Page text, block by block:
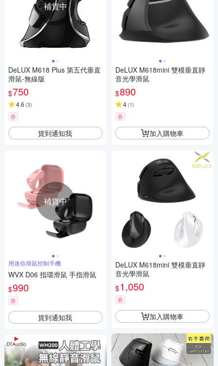
補貨中
DeLUX M618 Plus 第五代垂直
滑鼠-無線版
$750
4.6 (3)
券
貨到通知我
補貨中
用迷你滑鼠控制手機
WVX D06 指環滑鼠 手指滑鼠
$990
券
貨到通知我
DeLUX M618mini 雙模垂直靜
音光學滑鼠
$890
4(1)
券
加入購物車
DeLUX M618mini 雙模垂直靜
音光學滑鼠
$1,050
券
加入購物車